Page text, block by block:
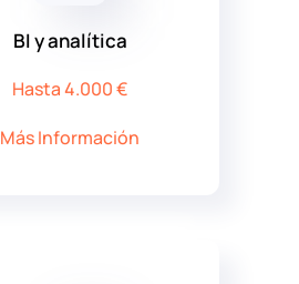
BI y analítica
Hasta 4.000 €
Más Información